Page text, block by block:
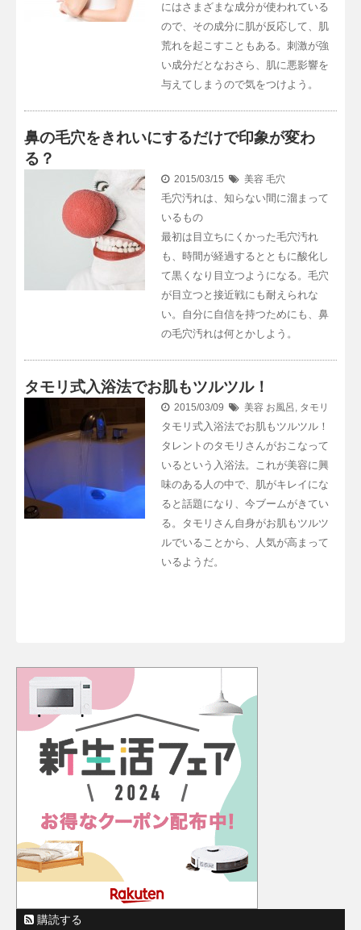
にはさまざまな成分が使われている
ので、その成分に肌が反応して、肌
荒れを起こすこともある。刺激が強
い成分だとなおさら、肌に悪影響を
与えてしまうので気をつけよう。
鼻の毛穴をきれいにするだけで印象が変わ
る？
2015/03/15 美容 毛穴
毛穴汚れは、知らない間に溜まって
いるもの
最初は目立ちにくかった毛穴汚れ
も、時間が経過するとともに酸化し
て黒くなり目立つようになる。毛穴
が目立つと接近戦にも耐えられな
い。自分に自信を持つためにも、鼻
の毛穴汚れは何とかしよう。
タモリ式入浴法でお肌もツルツル！
2015/03/09 美容 お風呂 , タモリ
タモリ式入浴法でお肌もツルツル！
タレントのタモリさんがおこなって
いるという入浴法。これが美容に興
味のある人の中で、肌がキレイにな
ると話題になり、今ブームがきてい
る。タモリさん自身がお肌もツルツ
ルでいることから、人気が高まって
いるようだ。
購読する